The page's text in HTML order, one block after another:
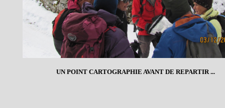
UN POINT CARTOGRAPHIE AVANT DE REPARTIR ...